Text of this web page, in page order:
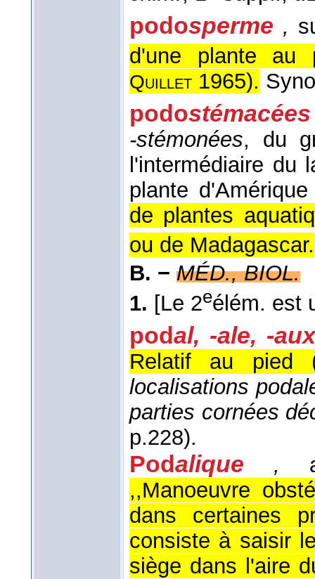
podosperme ,
d'une plante au
Quillet 1965).
podostémacées
-stémonées, du
l'intermédiaire du
plante
de plantes
ou de
B. − MÉD., BIOL.
1. [Le 2eélém. est
podal, -ale, -aux
Relatif au pied
localisations
parties cornées
p.228).
Podalique ,
,,Manoeuvre
dans certaines
consiste à saisir
siège dans l'aire